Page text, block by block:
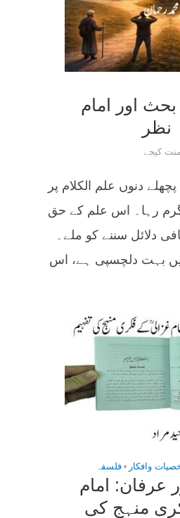
بحث اور امام
نظر
کیجے
دنوں علم الکلام پر
رہا۔ اس علم کے حق
دلائل سننے کو ملے۔
بہت دلچسپی ہے، اس
وافکار • فلسفہ
عرفان: امام
منہج کی